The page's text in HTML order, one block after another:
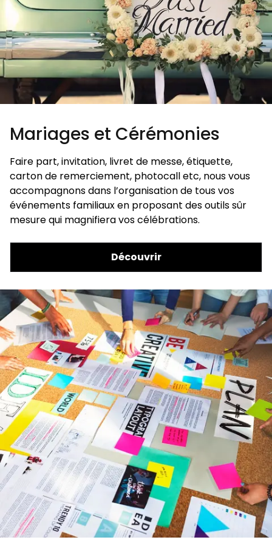
Mariages et Cérémonies
Faire part, invitation, livret de messe, étiquette,
carton de remerciement, photocall etc, nous vous
accompagnons dans l’organisation de tous vos
événements familiaux en proposant des outils sûr
mesure qui magnifiera vos célébrations.
Découvrir